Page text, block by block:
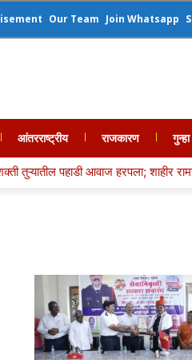
Our Team Join Whatsapp
आंतरराष्ट्रीय राजकारण गुन्हा
आवाज हरपला; शाहीर रामच� दिवा